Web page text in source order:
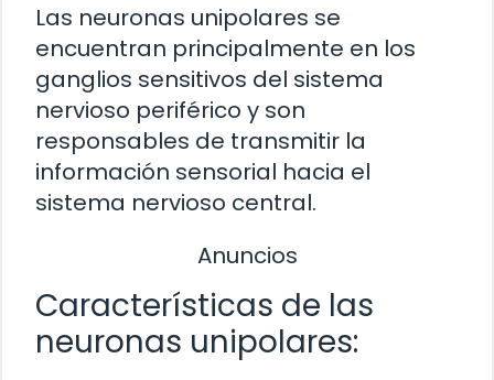
Las neuronas unipolares se
encuentran principalmente en los
ganglios sensitivos del sistema
nervioso periférico y son
responsables de transmitir la
información sensorial hacia el
sistema nervioso central.
Anuncios
Características de las
neuronas unipolares: